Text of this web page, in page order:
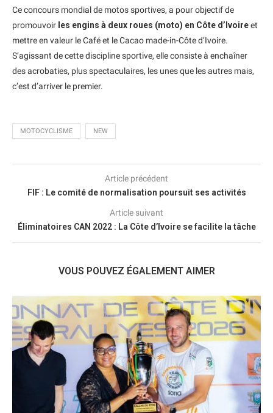
Ce concours mondial de motos sportives, a pour objectif de
promouvoir les engins à deux roues (moto) en Côte d’Ivoireet
mettre en valeur le Café et le Cacao made-in-Côte d’Ivoire.
S’agissant de cette discipline sportive, elle consiste à enchaîner
des acrobaties, plus spectaculaires, les unes que les autres mais,
c’est d’arriver le premier.
MOTOCYCLISME NEW
Article précédent
FIF : Le comité de normalisation poursuit ses activités
Article suivant
Éliminatoires CAN 2022 : La Côte d’Ivoire se facilite la tâche
VOUS POUVEZ ÉGALEMENT AIMER